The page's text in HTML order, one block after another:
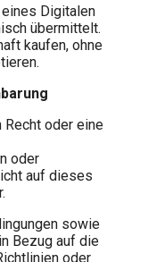
Digitalen
übermittelt.
kaufen, ohne
oder eine
oder
auf dieses
sowie
Bezug auf die
oder